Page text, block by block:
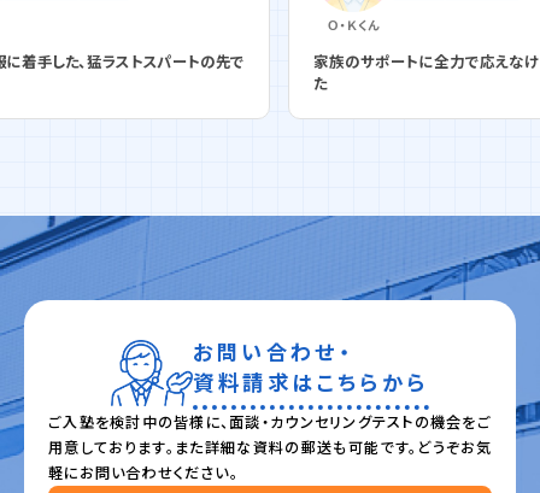
スパートの先で
家族のサポートに全力で応えなければと、勉強時間を
お問い合わせ・
資料請求はこちらから
ご入塾を検討中の皆様に、面談・カウンセリングテストの機会をご
用意しております。また詳細な資料の郵送も可能です。どうぞお気
軽にお問い合わせください。